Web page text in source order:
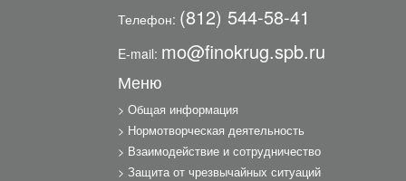
Телефон: (812) 544-58-41
E-mail: mo@finokrug.spb.ru
Меню
Общая информация
Нормотворческая деятельность
Взаимодействие и сотрудничество
Защита от чрезвычайных ситуаций